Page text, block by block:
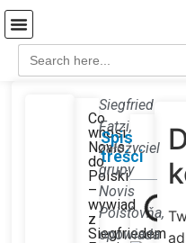
Search
for:
Co
wnosi
Novis
do
Polski
–
wywiad
z
Siegfriedem
Siegfried
Fatzi,
założyciel
grupy
Novis
Poisťovňa,
opowiada
Spis
treści